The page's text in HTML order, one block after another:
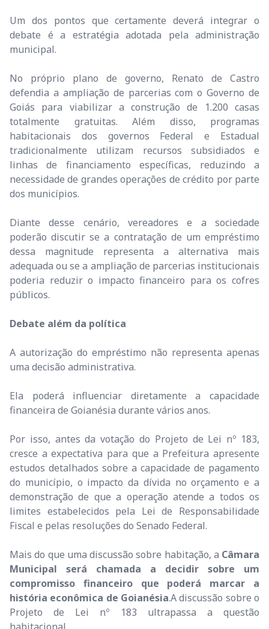
Um dos pontos que certamente deverá integrar o
debate é a estratégia adotada pela administração
municipal.
No próprio plano de governo, Renato de Castro
defendia a ampliação de parcerias com o Governo de
Goiás para viabilizar a construção de 1.200 casas
totalmente gratuitas. Além disso, programas
habitacionais dos governos Federal e Estadual
tradicionalmente utilizam recursos subsidiados e
linhas de financiamento específicas, reduzindo a
necessidade de grandes operações de crédito por parte
dos municípios.
Diante desse cenário, vereadores e a sociedade
poderão discutir se a contratação de um empréstimo
dessa magnitude representa a alternativa mais
adequada ou se a ampliação de parcerias institucionais
poderia reduzir o impacto financeiro para os cofres
públicos.
Debate além da política
A autorização do empréstimo não representa apenas
uma decisão administrativa.
Ela poderá influenciar diretamente a capacidade
financeira de Goianésia durante vários anos.
Por isso, antes da votação do Projeto de Lei nº 183,
cresce a expectativa para que a Prefeitura apresente
estudos detalhados sobre a capacidade de pagamento
do município, o impacto da dívida no orçamento e a
demonstração de que a operação atende a todos os
limites estabelecidos pela Lei de Responsabilidade
Fiscal e pelas resoluções do Senado Federal.
Mais do que uma discussão sobre habitação, a Câmara
Municipal será chamada a decidir sobre um
compromisso financeiro que poderá marcar a
história econômica de Goianésia.A discussão sobre o
Projeto de Lei nº 183 ultrapassa a questão